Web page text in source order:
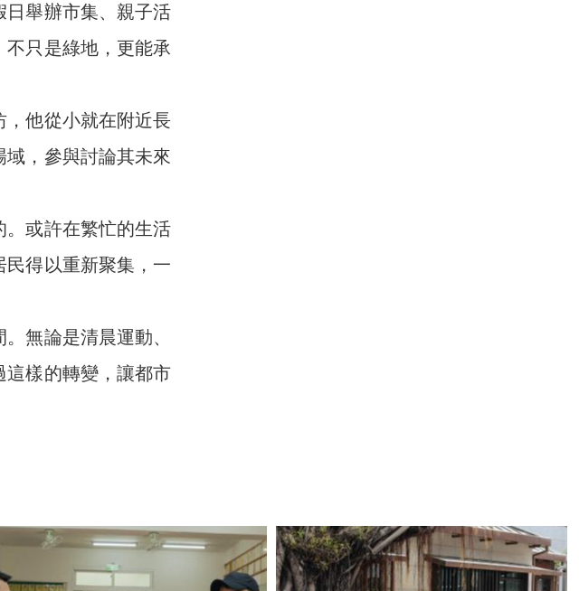
日舉辦市集、親子活
只是綠地，更能承
，他從小就在附近長
，參與討論其未來
。或許在繁忙的生活
得以重新聚集，一
無論是清晨運動、
這樣的轉變，讓都市